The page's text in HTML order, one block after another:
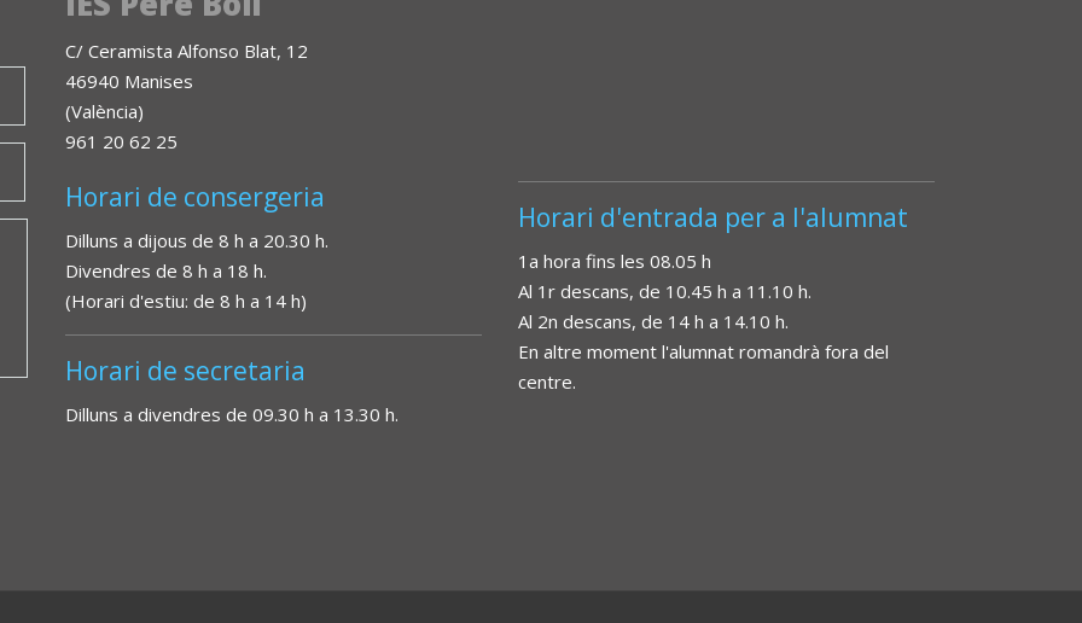
C/ Ceramista Alfonso Blat, 12
46940 Manises
(València)
961 20 62 25
Horari de consergeria
Dilluns a dijous de 8 h a 20.30 h.
Divendres de 8 h a 18 h.
(Horari d'estiu: de 8 h a 14 h)
Horari de secretaria
Dilluns a divendres de 09.30 h a 13.30 h.
Horari d'entrada per a l'alumnat
1a hora fins les 08.05 h
Al 1r descans, de 10.45 h a 11.10 h.
Al 2n descans, de 14 h a 14.10 h.
En altre moment l'alumnat romandrà fora del
centre.